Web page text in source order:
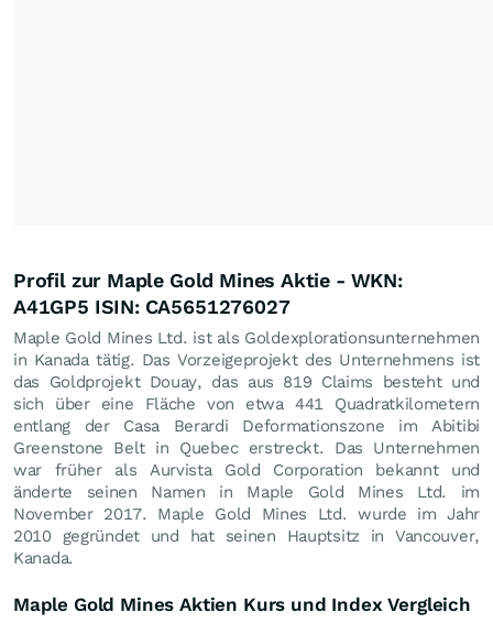
Profil zur Maple Gold Mines Aktie - WKN:
A41GP5 ISIN: CA5651276027
Maple Gold Mines Ltd. ist als Goldexplorationsunternehmen
in Kanada tätig. Das Vorzeigeprojekt des Unternehmens ist
das Goldprojekt Douay, das aus 819 Claims besteht und
sich über eine Fläche von etwa 441 Quadratkilometern
entlang der Casa Berardi Deformationszone im Abitibi
Greenstone Belt in Quebec erstreckt. Das Unternehmen
war früher als Aurvista Gold Corporation bekannt und
änderte seinen Namen in Maple Gold Mines Ltd. im
November 2017. Maple Gold Mines Ltd. wurde im Jahr
2010 gegründet und hat seinen Hauptsitz in Vancouver,
Kanada.
Maple Gold Mines Aktien Kurs und Index Vergleich